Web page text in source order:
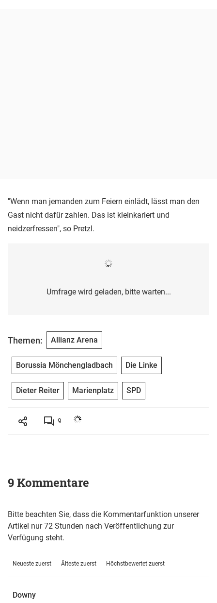
"Wenn man jemanden zum Feiern einlädt, lässt man den
Gast nicht dafür zahlen. Das ist kleinkariert und
neidzerfressen", so Pretzl.
Umfrage wird geladen, bitte warten...
Themen: Allianz Arena
Borussia Mönchengladbach Die Linke
Dieter Reiter Marienplatz SPD
9
9 Kommentare
Bitte beachten Sie, dass die Kommentarfunktion unserer
Artikel nur 72 Stunden nach Veröffentlichung zur
Verfügung steht.
Neueste zuerst Älteste zuerst Höchstbewertet zuerst
Downy